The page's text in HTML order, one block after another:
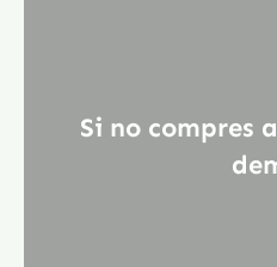
Si no compres